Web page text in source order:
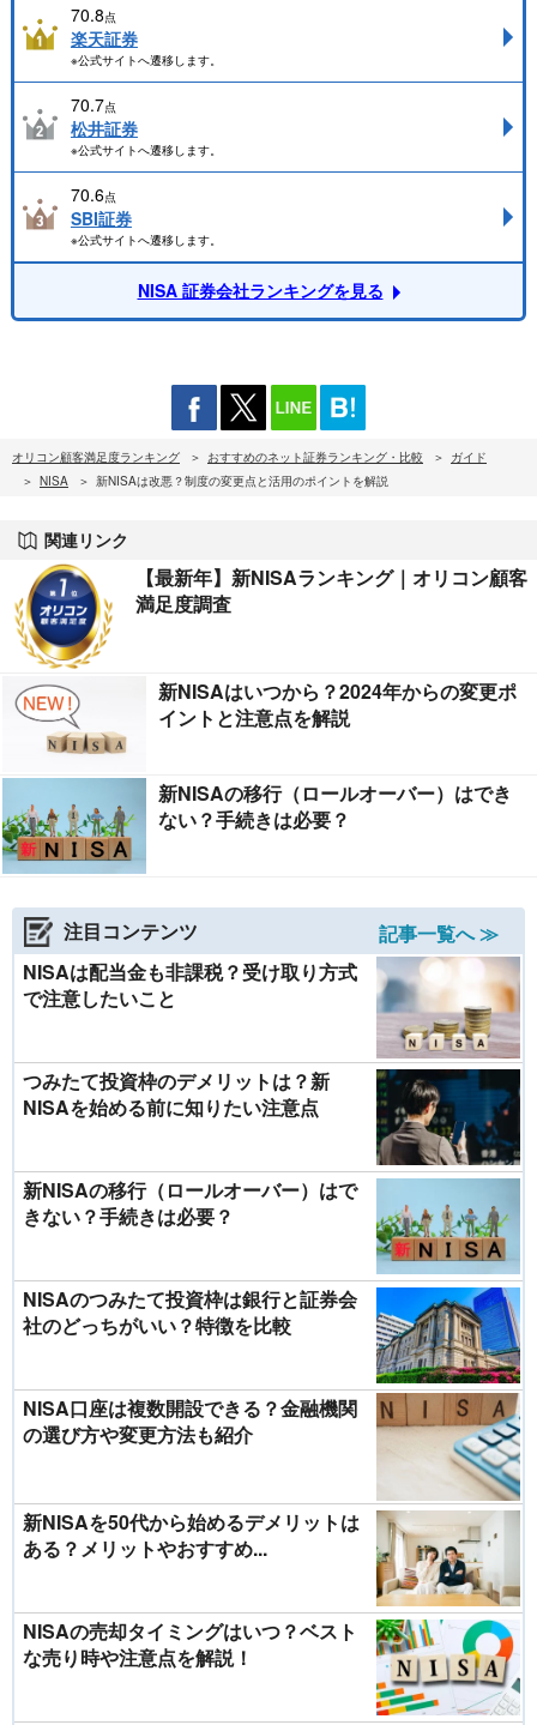
70.8点
楽天証券
※公式サイトへ遷移します。
70.7点
松井証券
※公式サイトへ遷移します。
70.6点
SBI証券
※公式サイトへ遷移します。
NISA 証券会社ランキングを見る
オリコン顧客満足度ランキング おすすめのネット証券ランキング・比較
ガイド
NISA
新NISAは改悪？制度の変更点と活用のポイントを解説
関連リンク
【最新年】新NISAランキング｜オリコン顧客
満足度調査
新NISAはいつから？2024年からの変更ポ
イントと注意点を解説
新NISAの移行（ロールオーバー）はでき
ない？手続きは必要？
注目コンテンツ
記事一覧へ ≫
NISAは配当金も非課税？受け取り方式
で注意したいこと
つみたて投資枠のデメリットは？新
NISAを始める前に知りたい注意点
新NISAの移行（ロールオーバー）はで
きない？手続きは必要？
NISAのつみたて投資枠は銀行と証券会
社のどっちがいい？特徴を比較
NISA口座は複数開設できる？金融機関
の選び方や変更方法も紹介
新NISAを50代から始めるデメリットは
ある？メリットやおすすめ...
NISAの売却タイミングはいつ？ベスト
な売り時や注意点を解説！